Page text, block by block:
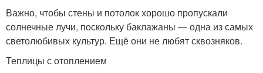
Важно, чтобы стены и потолок хорошо пропускали
солнечные лучи, поскольку баклажаны — одна из самых
светолюбивых культур. Ещё они не любят сквозняков.
Теплицы с отоплением